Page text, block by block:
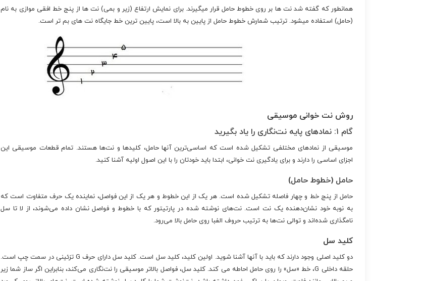
همانطور که گفته شد نت ها بر روی خطوط حامل قرار میگیرند. برای نمایش ارتفاع (زیر و بمی) نت ها از پنج خط افقی موازی به نام
(حامل) استفاده میشود. ترتیب شمارش خطوط حامل از پایین به بالا است، پایین ترین خط جایگاه نت های بم تر است.
روش نت خوانی موسیقی
گام ۱: نمادهای پایه نت‌نگاری را یاد بگیرید
موسیقی از نمادهای مختلفی تشکیل شده است که اساسی‌ترین آنها حامل، کلیدها و نت‌ها هستند. تمام قطعات موسیقی این
اجزای اساسی را دارند و برای یادگیری نت خوانی، ابتدا باید خودتان را با این اصول اولیه آشنا کنید.
حامل (خطوط حامل)
حامل از پنج خط و چهار فاصله تشکیل شده است. هر یک از این خطوط و هر یک از این فواصل، نماینده یک حرف متفاوت است که
به نوبه خود نشان‌دهنده یک نت است. نت‌های نوشته شده در پارتیتور که با خطوط و فواصل نشان داده می‌شوند، از لا تا سل
نامگذاری شده‌اند و توالی نت‌ها به ترتیب حروف الفبا روی حامل بالا می‌رود.
کلید سل
دو کلید اصلی وجود دارند که باید با آنها آشنا شوید. اولین کلید، کلید سل است. کلید سل دارای حرف G تزئینی در سمت چپ است.
حلقه داخلی G، خط «سل» را روی حامل احاطه می کند. کلید سل، فواصل بالاتر موسیقی را نت‌نگاری می‌کند، بنابراین اگر ساز شما زیر